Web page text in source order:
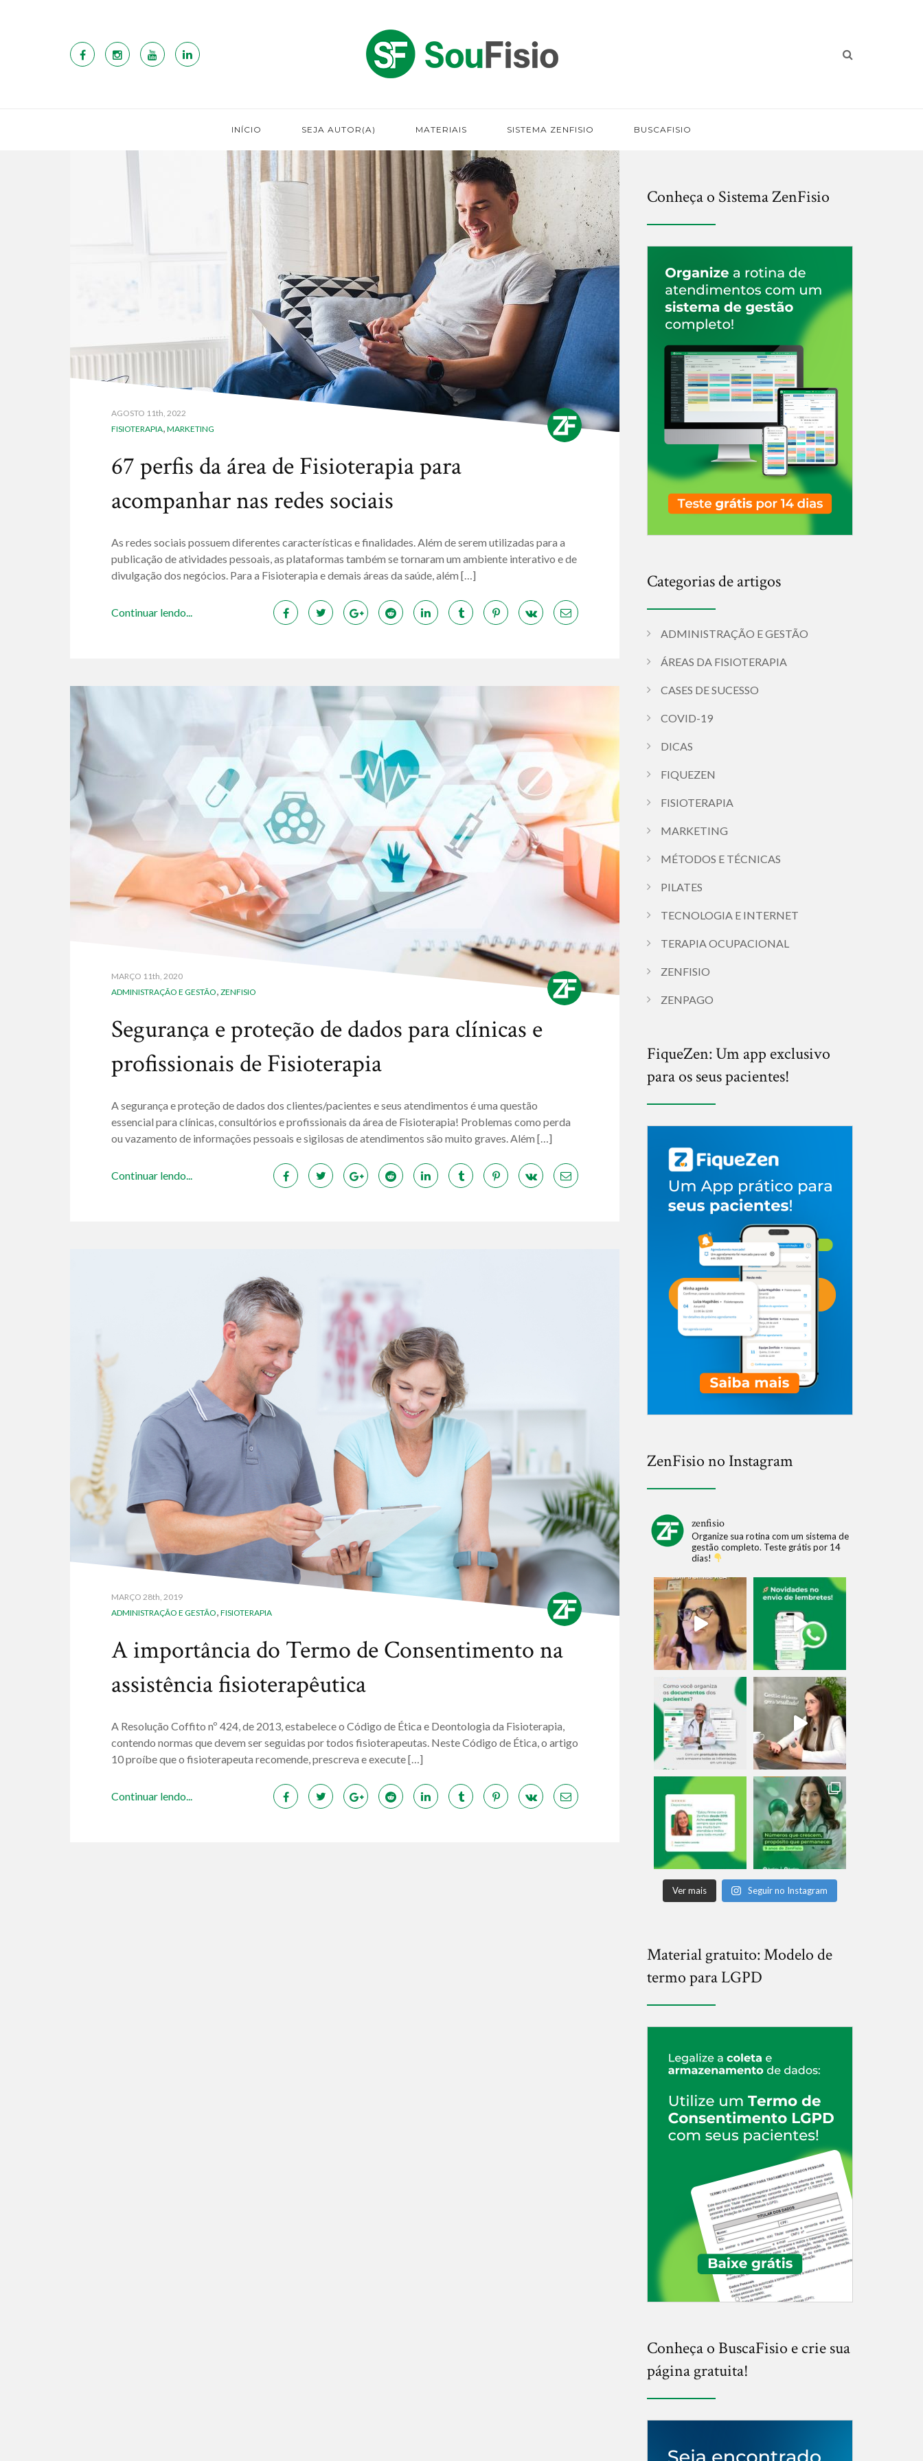
INÍCIO SEJA AUTOR(A) MATERIAIS SISTEMA ZENFISIO BUSCAFISIO
AGOSTO 11th, 2022
FISIOTERAPIA, MARKETING
67 perfis da área de Fisioterapia para
acompanhar nas redes sociais
As redes sociais possuem diferentes características e finalidades. Além de serem utilizadas para a
publicação de atividades pessoais, as plataformas também se tornaram um ambiente interativo e de
divulgação dos negócios. Para a Fisioterapia e demais áreas da saúde, além […]
Continuar lendo...
MARÇO 11th, 2020
ADMINISTRAÇÃO E GESTÃO, ZENFISIO
Segurança e proteção de dados para clínicas e
profissionais de Fisioterapia
A segurança e proteção de dados dos clientes/pacientes e seus atendimentos é uma questão
essencial para clínicas, consultórios e profissionais da área de Fisioterapia! Problemas como perda
ou vazamento de informações pessoais e sigilosas de atendimentos são muito graves. Além […]
Continuar lendo...
MARÇO 28th, 2019
ADMINISTRAÇÃO E GESTÃO FISIOTERAPIA
A importância do Termo de Consentimento na
assistência fisioterapêutica
A Resolução Coffito nº 424, de 2013, estabelece o Código de Ética e Deontologia da Fisioterapia,
contendo normas que devem ser seguidas por todos fisioterapeutas. Neste Código de Ética, o artigo
10 proíbe que o fisioterapeuta recomende, prescreva e execute […]
Continuar lendo...
Conheça o Sistema ZenFisio
Categorias de artigos
ADMINISTRAÇÃO E GESTÃO
ÁREAS DA FISIOTERAPIA
CASES DE SUCESSO
COVID-19
DICAS
FIQUEZEN
FISIOTERAPIA
MARKETING
MÉTODOS E TÉCNICAS
PILATES
TECNOLOGIA E INTERNET
TERAPIA OCUPACIONAL
ZENFISIO
ZENPAGO
FiqueZen: Um app exclusivo
para os seus pacientes!
ZenFisio no Instagram
zenfisio
Organize sua rotina com um sistema de
gestão completo. Teste grátis por 14
dias!
Ver mais Seguir no Instagram
Material gratuito: Modelo de
termo para LGPD
Conheça o BuscaFisio e crie sua
página gratuita!